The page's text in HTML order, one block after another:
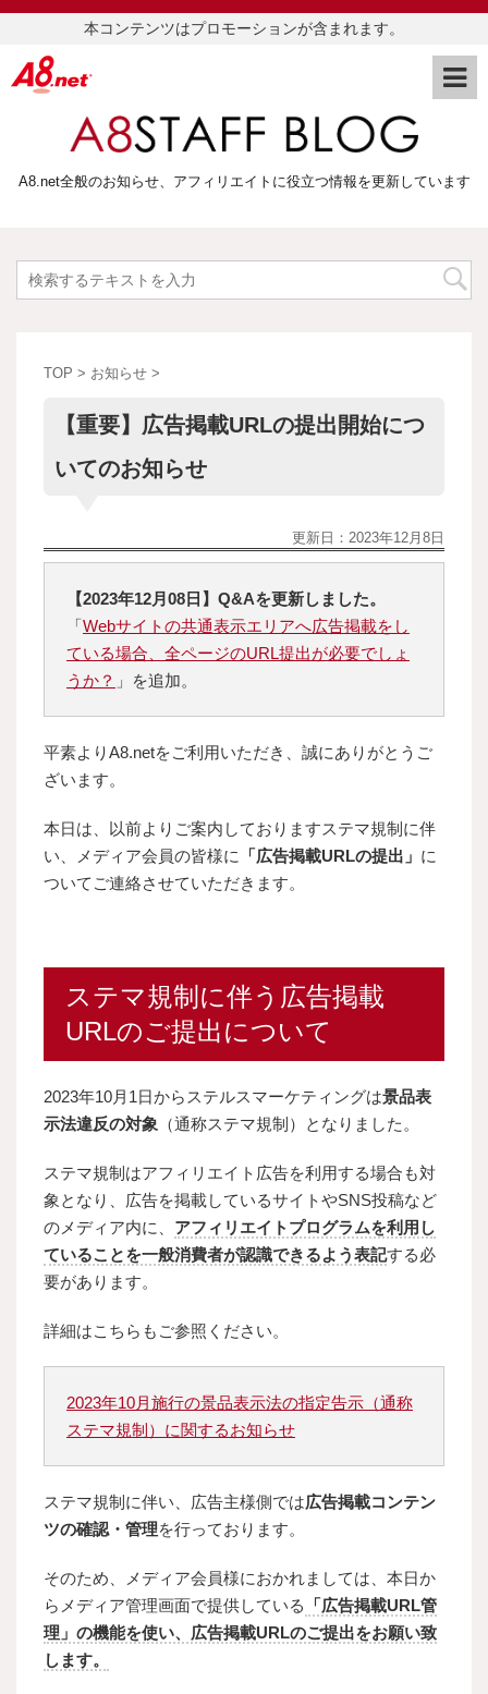
本コンテンツはプロモーションが含まれます。
A8.net全般のお知らせ、アフィリエイトに役立つ情報を更新しています
TOP > お知らせ >
【重要】広告掲載URLの提出開始につ
いてのお知らせ
更新日： 2023年12月8日
【2023年12月08日】Q&Aを更新しました。
「Webサイトの共通表示エリアへ広告掲載をし
ている場合、全ページのURL提出が必要でしょ
うか？ 」を追加。
平素よりA8.netをご利用いただき、誠にありがとうご
ざいます。
本日は、以前よりご案内しておりますステマ規制に伴
い、メディア会員の皆様に
「広告掲載URLの提出」 に
ついてご連絡させていただきます。
ステマ規制に伴う広告掲載
URLのご提出について
2023年10月1日からステルスマーケティングは景品表
示法違反の対象 （通称ステマ規制）となりました。
ステマ規制はアフィリエイト広告を利用する場合も対
象となり、広告を掲載しているサイトやSNS投稿など
のメディア内に、 アフィリエイトプログラムを利用し
ていることを一般消費者が認識できるよう表記する必
要があります。
詳細はこちらもご参照ください。
2023年10月施行の景品表示法の指定告示（通称
ステマ規制）に関するお知らせ
ステマ規制に伴い、広告主様側では広告掲載コンテン
ツの確認・管理を行っております。
そのため、メディア会員様におかれましては、本日か
らメディア管理画面で提供している
「広告掲載URL管
理」の機能を使い、広告掲載URLのご提出をお願い致
します。